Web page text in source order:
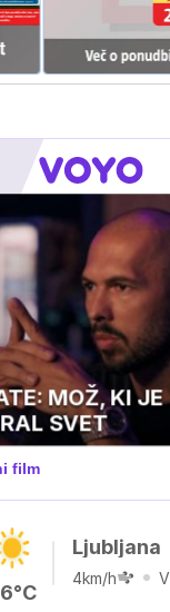
PINGVIN
družinski, pustolovski
Ljubljana
4km/h V